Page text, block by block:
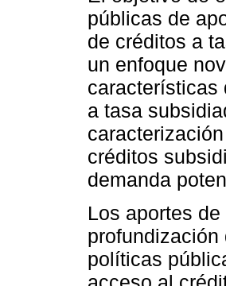
públicas de
de créditos a
un enfoque
características
a tasa
créditos
demanda
Los aportes
políticas